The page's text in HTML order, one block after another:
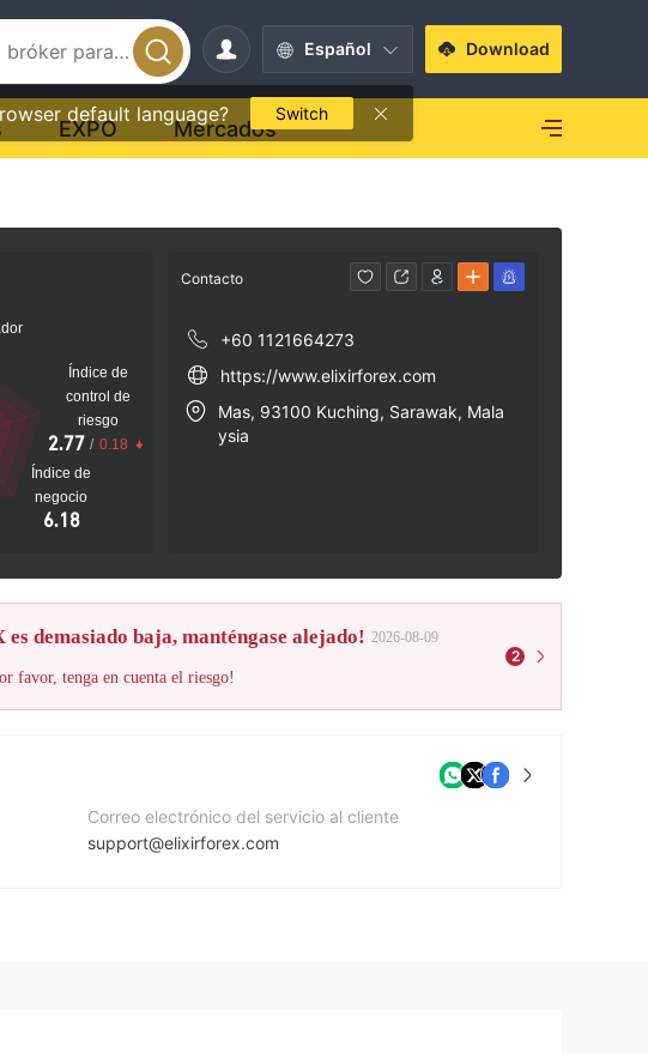
Español
default language? Switch
Download
EXPO Mercados
Índice de
negocio
6.18
Índice de
control de
riesgo
2.77 / 0.18
Contacto
+60 1121664273
https://www.elixirforex.com
Mas, 93100 Kuching, Sarawak, Mala
ysia
demasiado baja, manténgase alejado! 2026-08-09
favor, tenga en cuenta el riesgo!
2
Correo electrónico del servicio al cliente
support@elixirforex.com